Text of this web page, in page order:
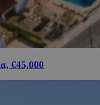
€45,000